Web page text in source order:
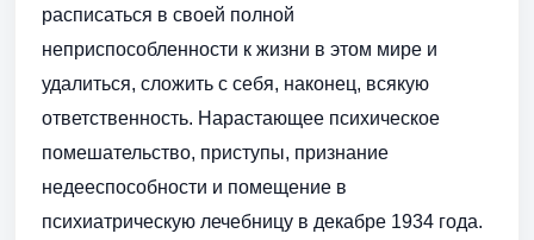
расписаться в своей полной
неприспособленности к жизни в этом мире и
удалиться, сложить с себя, наконец, всякую
ответственность. Нарастающее психическое
помешательство, приступы, признание
недееспособности и помещение в
психиатрическую лечебницу в декабре 1934 года.